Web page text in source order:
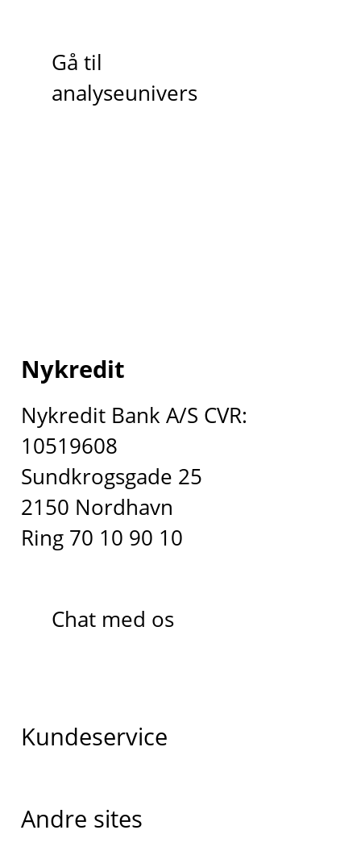
Gå til
analyseunivers
Nykredit
Nykredit Bank A/S CVR:
10519608
Sundkrogsgade 25
2150 Nordhavn
Ring 70 10 90 10
Chat med os
Kundeservice
Andre sites